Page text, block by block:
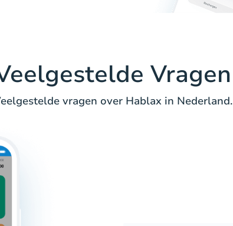
Vragen
vragen over Hablax in Nederland.